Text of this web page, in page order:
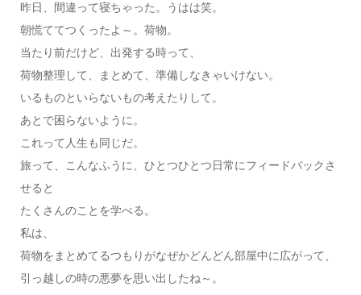
昨日、間違って寝ちゃった。うはは笑。
朝慌ててつくったよ～。荷物。
当たり前だけど、出発する時って、
荷物整理して、まとめて、準備しなきゃいけない。
いるものといらないもの考えたりして。
あとで困らないように。
これって人生も同じだ。
旅って、こんなふうに、ひとつひとつ日常にフィードバックさ
せると
たくさんのことを学べる。
私は、
荷物をまとめてるつもりがなぜかどんどん部屋中に広がって、
引っ越しの時の悪夢を思い出したね～。